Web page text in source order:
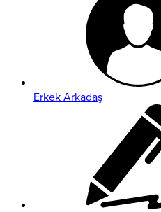
Erkek Arkadaş